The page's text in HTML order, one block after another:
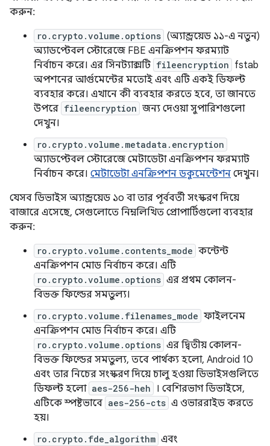
করুন:
ro.crypto.volume.options (অ্যান্ড্রয়েড ১১-এ নতুন)
অ্যাডপ্টেবল স্টোরেজে FBE এনক্রিপশন ফরম্যাট
নির্বাচন করে। এর সিনট্যাক্সটি fileencryption fstab
অপশনের আর্গুমেন্টের মতোই এবং এটি একই ডিফল্ট
ব্যবহার করে। এখানে কী ব্যবহার করতে হবে, তা জানতে
উপরে fileencryption জন্য দেওয়া সুপারিশগুলো
দেখুন।
ro.crypto.volume.metadata.encryption
অ্যাডপ্টেবল স্টোরেজে মেটাডেটা এনক্রিপশন ফরম্যাট
নির্বাচন করে। মেটাডেটা এনক্রিপশন ডকুমেন্টেশন দেখুন।
যেসব ডিভাইস অ্যান্ড্রয়েড ১০ বা তার পূর্ববর্তী সংস্করণ দিয়ে
বাজারে এসেছে, সেগুলোতে নিম্নলিখিত প্রোপার্টিগুলো ব্যবহার
করুন:
ro.crypto.volume.contents_mode কন্টেন্ট
এনক্রিপশন মোড নির্বাচন করে। এটি
ro.crypto.volume.options এর প্রথম কোলন-
বিভক্ত ফিল্ডের সমতুল্য।
ro.crypto.volume.filenames_mode ফাইলনেম
এনক্রিপশন মোড নির্বাচন করে। এটি
ro.crypto.volume.options এর দ্বিতীয় কোলন-
বিভক্ত ফিল্ডের সমতুল্য, তবে পার্থক্য হলো, Android 10
এবং তার নিচের সংস্করণ দিয়ে চালু হওয়া ডিভাইসগুলিতে
ডিফল্ট হলো aes-256-heh
। বেশিরভাগ ডিভাইসে,
এটিকে স্পষ্টভাবে aes-256-cts এ ওভাররাইড করতে
হয়।
ro.crypto.fde_algorithm এবং